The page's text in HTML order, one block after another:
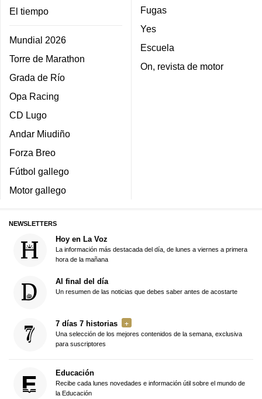
El tiempo
Mundial 2026
Torre de Marathon
Grada de Río
Opa Racing
CD Lugo
Andar Miudiño
Forza Breo
Fútbol gallego
Motor gallego
Fugas
Yes
Escuela
On, revista de motor
NEWSLETTERS
Hoy en La Voz
La información más destacada del día, de lunes a viernes a primera
hora de la mañana
Al final del día
Un resumen de las noticias que debes saber antes de acostarte
7 días 7 historias
Una selección de los mejores contenidos de la semana, exclusiva
para suscriptores
Educación
Recibe cada lunes novedades e información útil sobre el mundo de
la Educación